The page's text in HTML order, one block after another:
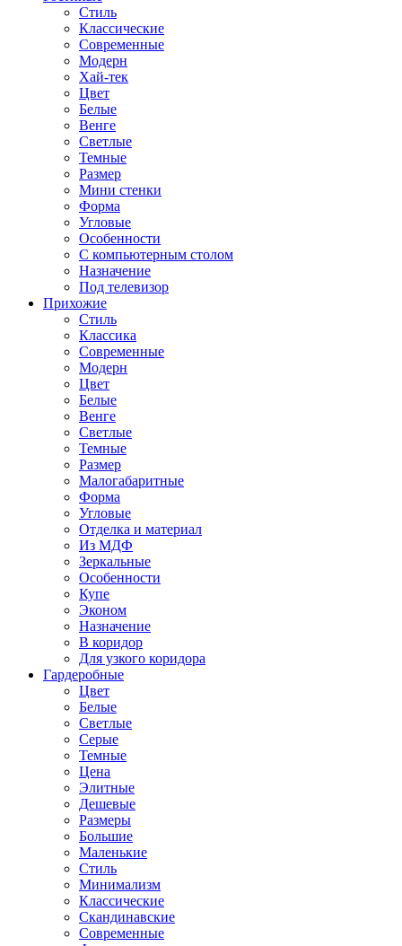
Стиль
Классические
Современные
Модерн
Хай-тек
Цвет
Белые
Венге
Светлые
Темные
Размер
Мини стенки
Форма
Угловые
Особенности
С компьютерным столом
Назначение
Под телевизор
Прихожие
Стиль
Классика
Современные
Модерн
Цвет
Белые
Венге
Светлые
Темные
Размер
Малогабаритные
Форма
Угловые
Отделка и материал
Из МДФ
Зеркальные
Особенности
Купе
Эконом
Назначение
В коридор
Для узкого коридора
Гардеробные
Цвет
Белые
Светлые
Серые
Темные
Цена
Элитные
Дешевые
Размеры
Большие
Маленькие
Стиль
Минимализм
Классические
Скандинавские
Современные